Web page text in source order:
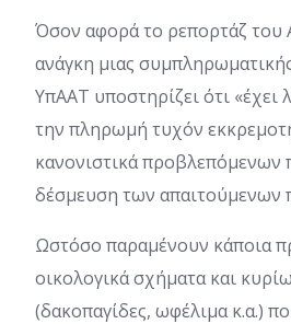
Όσον αφορά το ρεπορτάζ του
ανάγκη μιας
ΥπΑΑΤ υποστηρίζει ότι «έχει
την πληρωμή τυχόν
κανονιστικά προβλεπόμενων
δέσμευση των απαιτούμενων
Ωστόσο παραμένουν κάποια
οικολογικά σχήματα και
(δακοπαγίδες, ωφέλιμα κ.α.)